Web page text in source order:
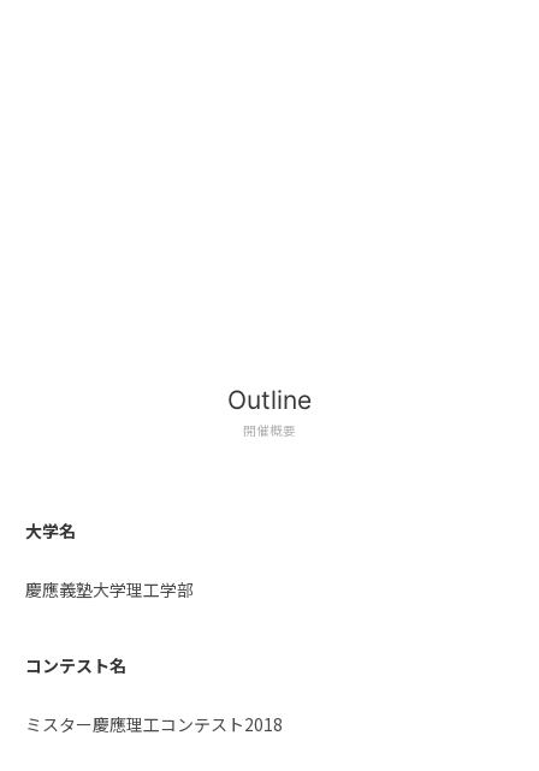
Outline
開催概要
大学名
慶應義塾大学理工学部
コンテスト名
ミスター慶應理工コンテスト2018